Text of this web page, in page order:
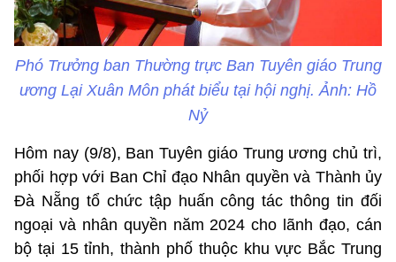
Phó Trưởng ban Thường trực Ban Tuyên giáo Trung
ương Lại Xuân Môn phát biểu tại hội nghị. Ảnh: Hồ
Nỷ
Hôm nay (9/8), Ban Tuyên giáo Trung ương chủ trì,
phối hợp với Ban Chỉ đạo Nhân quyền và Thành ủy
Đà Nẵng tổ chức tập huấn công tác thông tin đối
ngoại và nhân quyền năm 2024 cho lãnh đạo, cán
bộ tại 15 tỉnh, thành phố thuộc khu vực Bắc Trung